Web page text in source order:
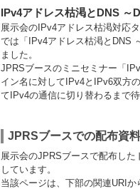
IPv4アドレス枯渇とDNS ～
展示会のIPv4アドレス枯渇対応
では「IPv4アドレス枯渇とDNS
ました。
JPRSブースのミニセミナー「
イン名に対してIPv4とIPv6双方
てIPv4の通信に切り替わるまで
JPRSブースでの配布資
展示会のJPRSブースで配布し
しています。
当該ページは、下部の関連URI